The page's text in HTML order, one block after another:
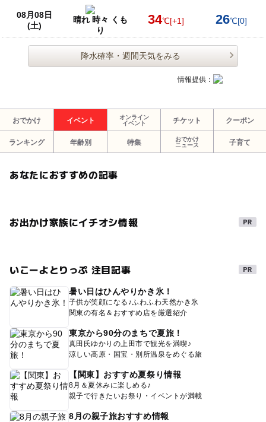
08月08日
(土)
晴れ 時々 くも
り
34℃[+1] 26℃[0]
降水確率・週間天気をみる
情報提供：
おでかけ イベント
オンライン
イベント
チケット クーポン
ランキング 年齢別 特集
おでかけ
ニュース
子育て
あなたにおすすめの記事
お出かけ家族にイチオシ情報
いこーよとりっぷ 注目記事
暑い日はひんやりかき氷！
子供が笑顔になる♪ふわふわ天然かき氷
関東の有名＆おすすめ店を厳選紹介
東京から90分のまちで夏旅！
真田氏ゆかりの上田市で観光を満喫♪
涼しい高原・国宝・別所温泉をめぐる旅
【関東】おすすめ夏祭り情報
8月＆夏休みに楽しめる♪
親子で行きたいお祭り・イベントが満載
8月の親子旅おすすめ情報